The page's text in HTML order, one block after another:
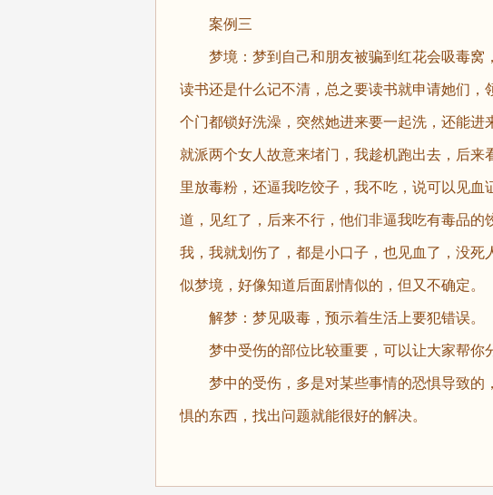
案例三
梦境：梦到自己和朋友被骗到红花会吸毒窝
读书还是什么记不清，总之要读书就申请她们
个门都锁好洗澡，突然她进来要一起洗，还能
就派两个女人故意来堵门，我趁机跑出去，后
里放毒粉，还逼我吃饺子，我不吃，说可以见
道，见红了，后来不行，他们非逼我吃有毒品
我，我就划伤了，都是小口子，也见血了，没
似梦境，好像知道后面剧情似的，但又不确定。
解梦：梦见吸毒，预示着生活上要犯错误。
梦中受伤的部位比较重要，可以让大家帮你分
梦中的受伤，多是对某些事情的恐惧导致的
惧的东西，找出问题就能很好的解决。